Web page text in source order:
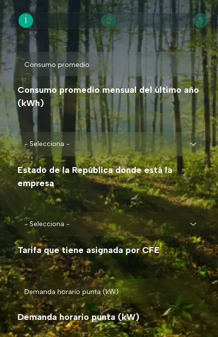
1 2 3
Consumo promedio mensual del último año
(kWh)
Estado de la República donde está la
empresa
Tarifa que tiene asignada por CFE
Demanda horario punta (kW)